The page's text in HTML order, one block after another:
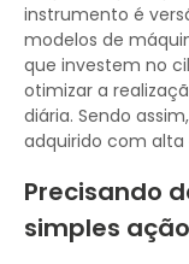
instrumento é
modelos de
que investem no
otimizar a
diária. Sendo
adquirido com alta
Precisando
simples